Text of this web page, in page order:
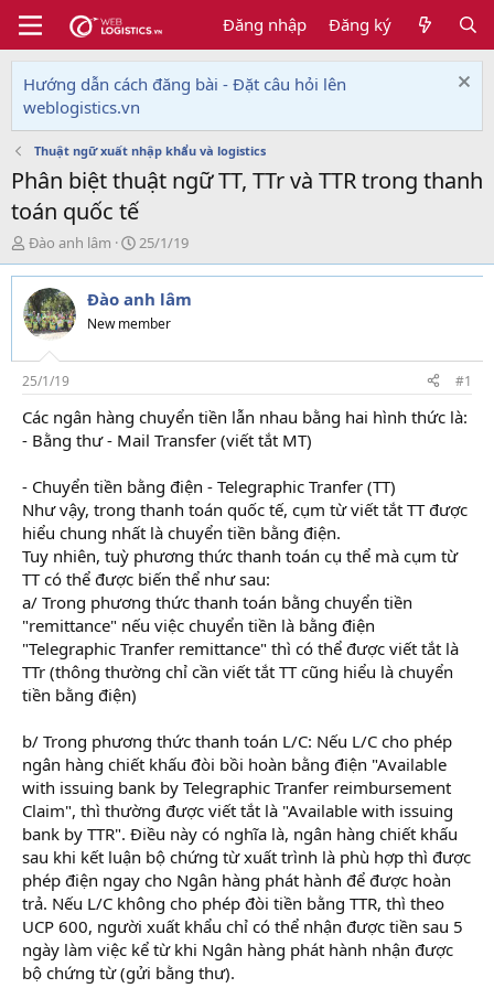
Đăng nhập Đăng ký
Hướng dẫn cách đăng bài - Đặt câu hỏi lên
weblogistics.vn
Thuật ngữ xuất nhập khẩu và logistics
Phân biệt thuật ngữ TT, TTr và TTR trong thanh
toán quốc tế
T
h
r
e
a
d
s
t
a
r
Đào anh lâm
N
g
à
y
g
i
25/1/19
Đào anh lâm
New member
25/1/19 #1
Các ngân hàng chuyển tiền lẫn nhau bằng hai hình thức là:
- Bằng thư - Mail Transfer (viết tắt MT)
- Chuyển tiền bằng điện - Telegraphic Tranfer (TT)
Như vậy, trong thanh toán quốc tế, cụm từ viết tắt TT được
hiểu chung nhất là chuyển tiền bằng điện.
Tuy nhiên, tuỳ phương thức thanh toán cụ thể mà cụm từ
TT có thể được biến thể như sau:
a/ Trong phương thức thanh toán bằng chuyển tiền
"remittance" nếu việc chuyển tiền là bằng điện
"Telegraphic Tranfer remittance" thì có thể được viết tắt là
TTr (thông thường chỉ cần viết tắt TT cũng hiểu là chuyển
tiền bằng điện)
b/ Trong phương thức thanh toán L/C: Nếu L/C cho phép
ngân hàng chiết khấu đòi bồi hoàn bằng điện "Available
with issuing bank by Telegraphic Tranfer reimbursement
Claim", thì thường được viết tắt là "Available with issuing
bank by TTR". Điều này có nghĩa là, ngân hàng chiết khấu
sau khi kết luận bộ chứng từ xuất trình là phù hợp thì được
phép điện ngay cho Ngân hàng phát hành để được hoàn
trả. Nếu L/C không cho phép đòi tiền bằng TTR, thì theo
UCP 600, người xuất khẩu chỉ có thể nhận được tiền sau 5
ngày làm việc kể từ khi Ngân hàng phát hành nhận được
bộ chứng từ (gửi bằng thư).